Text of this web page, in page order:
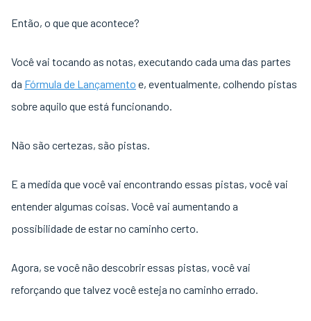
Então, o que que acontece?
Você vai tocando as notas, executando cada uma das partes
da Fórmula de Lançamento e, eventualmente, colhendo pistas
sobre aquilo que está funcionando.
Não são certezas, são pistas.
E a medida que você vai encontrando essas pistas, você vai
entender algumas coisas. Você vai aumentando a
possibilidade de estar no caminho certo.
Agora, se você não descobrir essas pistas, você vai
reforçando que talvez você esteja no caminho errado.